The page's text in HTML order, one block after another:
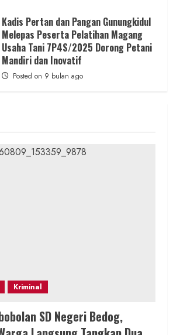
Kadis Pertan dan Pangan Gunungkidul
Melepas Peserta Pelatihan Magang
Usaha Tani 7P4S/2025 Dorong Petani
Mandiri dan Inovatif
Posted on 9 bulan ago
Kriminal
SD Negeri Bedog,